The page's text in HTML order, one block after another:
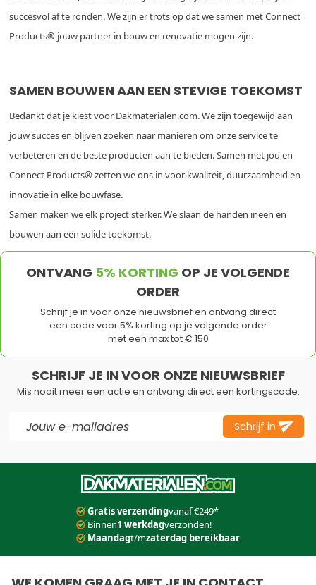
succesvol af te ronden. We zijn er trots op dat we samen met Connect
Products® jouw partner in bouw en renovatie mogen zijn.
SAMEN BOUWEN AAN EEN STEVIGE TOEKOMST
Bedankt dat je kiest voor Dakmaterialen.com. We zijn toegewijd aan
jouw succes en blijven zoeken naar manieren om onze service te
verbeteren en de beste producten aan te bieden. Samen met jou en
Connect Products® zetten we ons in voor kwaliteit, duurzaamheid en
innovatie in elke bouwfase.
Samen maken we elk project sterker. We slaan de handen ineen en
bouwen aan een solide toekomst.
ONTVANG 5% KORTING OP JE VOLGENDE
ORDER
Schrijf je in voor onze nieuwsbrief en ontvang direct
een code voor 5% korting op je volgende order
met een max tot € 150
SCHRIJF JE IN VOOR ONZE NIEUWSBRIEF
Mis nooit meer een actie en ontvang direct een kortingscode.
Schrijf in
Gratis verzendingvanaf €249*
Binnen1 werkdagverzonden!
Maandagt/mzaterdag bereikbaar